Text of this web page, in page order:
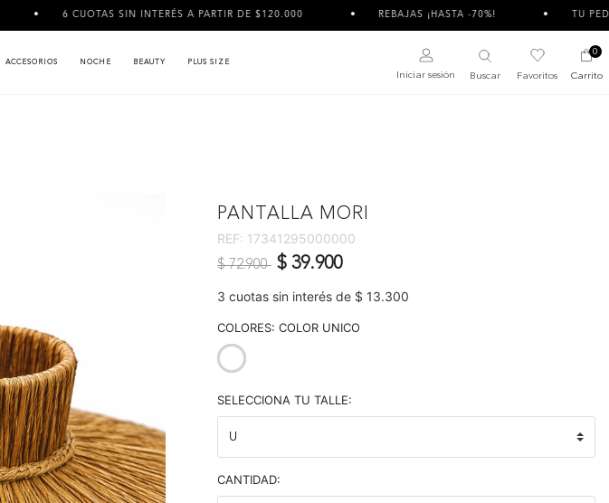
6 CUOTAS SIN INTERÉS A PARTIR DE $120.000 REBAJAS ¡HASTA -70%! TU PEDIDO
ACCESORIOS NOCHE BEAUTY PLUS SIZE
Iniciar sesión Buscar Favoritos
0
Carrito
PANTALLA MORI
REF: 17341295000000
Precio reducido de
$ 72.900 a$ 39.900
3 cuotas sin interés de $ 13.300
COLORES: COLOR UNICO
SELECCIONA TU TALLE:
CANTIDAD: